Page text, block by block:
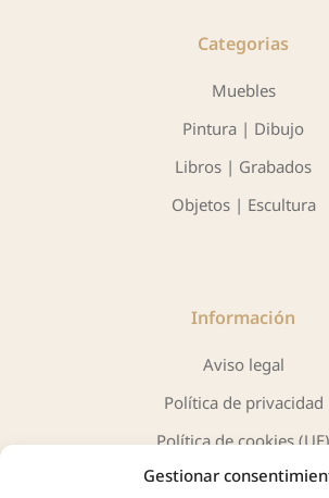
Gestionar
Categorias
Muebles
Pintura | Dibujo
Libros | Grabados
Objetos | Escultura
Información
Aviso legal
Política de privacidad
Política de cookies (UE)